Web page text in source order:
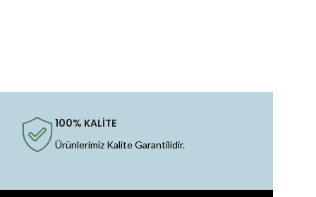
100% KALİTE
Ürünlerimiz Kalite Garantilidir.